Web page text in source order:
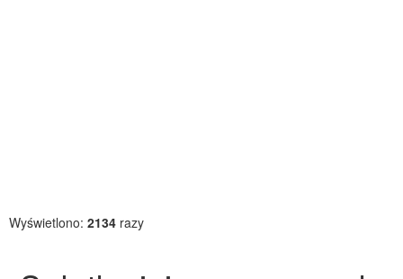
Wyświetlono: 2134 razy